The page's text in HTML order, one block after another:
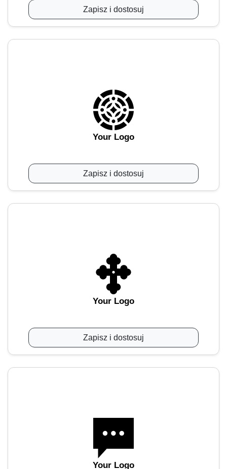
Zapisz i dostosuj
Your Logo
Zapisz i dostosuj
Your Logo
Zapisz i dostosuj
Your Logo